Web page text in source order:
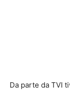
Da parte da TVI